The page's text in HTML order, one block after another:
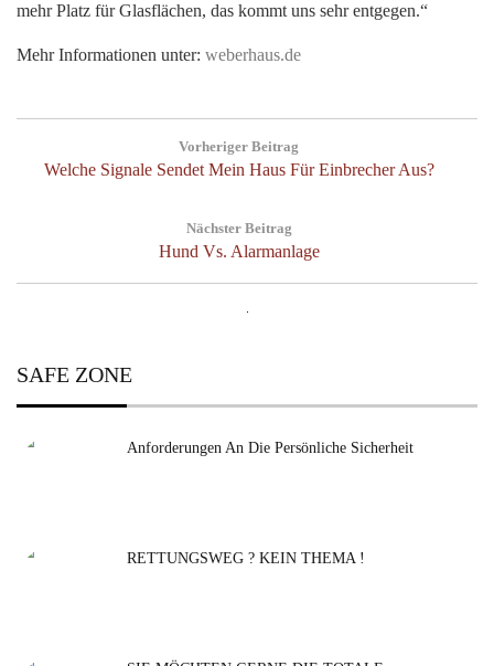
mehr Platz für Glasflächen, das kommt uns sehr entgegen.“
Mehr Informationen unter: weberhaus.de
Vorheriger Beitrag
Previous
Welche Signale Sendet Mein Haus Für Einbrecher Aus?
Nächster Beitrag
Next
Hund Vs. Alarmanlage
SAFE ZONE
Anforderungen An Die Persönliche Sicherheit
RETTUNGSWEG ? KEIN THEMA !